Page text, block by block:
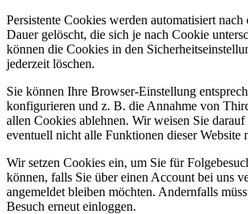
Persistente Cookies werden automatisiert nach
Dauer gelöscht, die sich je nach Cookie
können die Cookies in den
jederzeit löschen.
Sie können Ihre Browser-Einstellung
konfigurieren und z. B. die Annahme von
allen Cookies ablehnen. Wir weisen Sie darauf
eventuell nicht alle Funktionen dieser Website
Wir setzen Cookies ein, um Sie für
können, falls Sie über einen Account bei uns
angemeldet bleiben möchten. Andernfalls
Besuch erneut einloggen.